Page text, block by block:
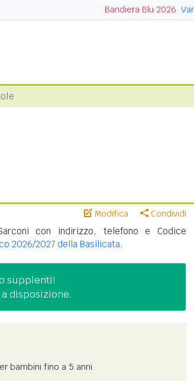
Bandiera Blu 2026
Modifica Condividi
con indirizzo, telefono e Codice
2026/2027 della Basilicata.
supplenti!
disposizione.
bambini fino a 5 anni.